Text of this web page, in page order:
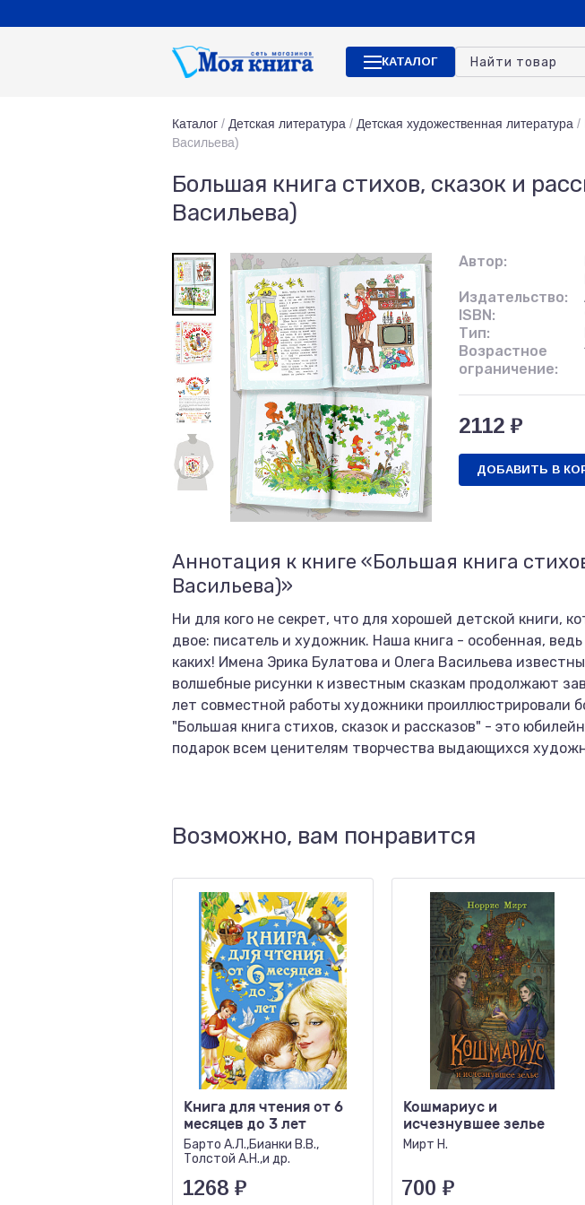
КАТАЛОГ
Каталог / Детская литература / Детская художественная литература /
Васильева)
Большая книга стихов, сказок и
Васильева)
Автор:
Издательство:
ISBN:
Тип:
Возрастное
ограничение:
2112 ₽
ДОБАВИТЬ В
Аннотация к книге «Большая книга
Васильева)»
Ни для кого не секрет, что для хорошей детской книги,
двое: писатель и художник. Наша книга - особенная,
каких! Имена Эрика Булатова и Олега Васильева
волшебные рисунки к известным сказкам продолжают
лет совместной работы художники проиллюстрировали
"Большая книга стихов, сказок и рассказов" - это
подарок всем ценителям творчества выдающихся
Возможно, вам понравится
Книга для чтения от 6
месяцев до 3 лет
Барто А.Л.,Бианки В.В.,
Толстой А.Н.,и др.
1268 ₽
Кошмариус и
исчезнувшее зелье
Мирт Н.
700 ₽